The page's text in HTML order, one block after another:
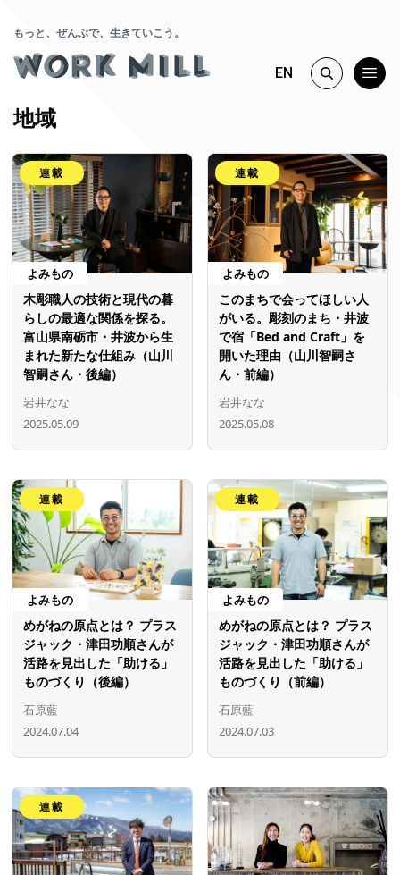
もっと、ぜんぶで、生きていこう。
EN
地域
連載
よみもの
木彫職人の技術と現代の暮
らしの最適な関係を探る。
富山県南砺市・井波から生
まれた新たな仕組み（山川
智嗣さん・後編）
岩井なな
2025.05.09
連載
よみもの
このまちで会ってほしい人
がいる。彫刻のまち・井波
で宿「Bed and Craft」を
開いた理由（山川智嗣さ
ん・前編）
岩井なな
2025.05.08
連載
よみもの
めがねの原点とは？ プラス
ジャック・津田功順さんが
活路を見出した「助ける」
ものづくり（後編）
石原藍
2024.07.04
連載
よみもの
めがねの原点とは？ プラス
ジャック・津田功順さんが
活路を見出した「助ける」
ものづくり（前編）
石原藍
2024.07.03
連載